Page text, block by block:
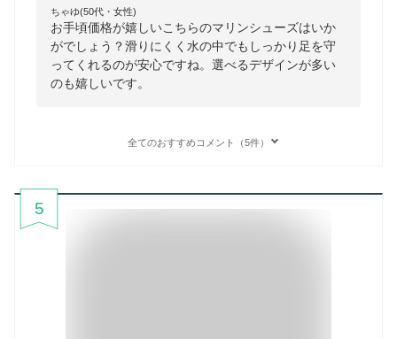
ちゃゆ(50代・女性)
お手頃価格が嬉しいこちらのマリンシューズはいか
がでしょう？滑りにくく水の中でもしっかり足を守
ってくれるのが安心ですね。選べるデザインが多い
のも嬉しいです。
全てのおすすめコメント（5件）
5